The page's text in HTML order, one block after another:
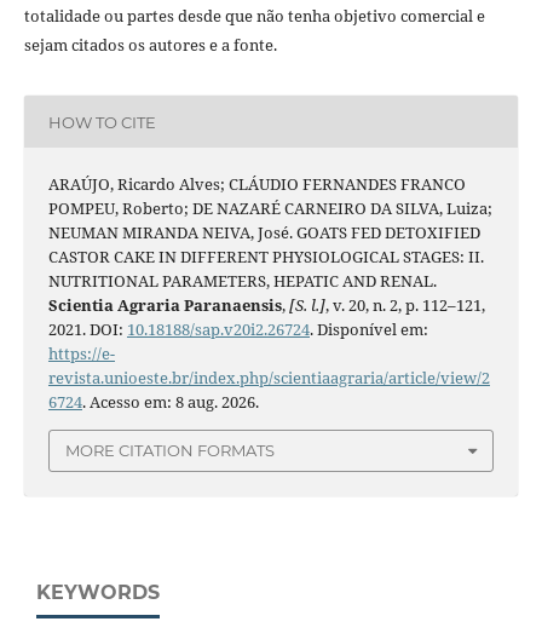
totalidade ou partes desde que não tenha objetivo comercial e
sejam citados os autores e a fonte.
HOW TO CITE
ARAÚJO, Ricardo Alves; CLÁUDIO FERNANDES FRANCO
POMPEU, Roberto; DE NAZARÉ CARNEIRO DA SILVA, Luiza;
NEUMAN MIRANDA NEIVA, José. GOATS FED DETOXIFIED
CASTOR CAKE IN DIFFERENT PHYSIOLOGICAL STAGES: II.
NUTRITIONAL PARAMETERS, HEPATIC AND RENAL.
Scientia Agraria Paranaensis,[S. l.], v. 20, n. 2, p. 112–121,
2021. DOI: 10.18188/sap.v20i2.26724. Disponível em:
https://e-
revista.unioeste.br/index.php/scientiaagraria/article/view/2
6724. Acesso em: 8 aug. 2026.
MORE CITATION FORMATS
KEYWORDS